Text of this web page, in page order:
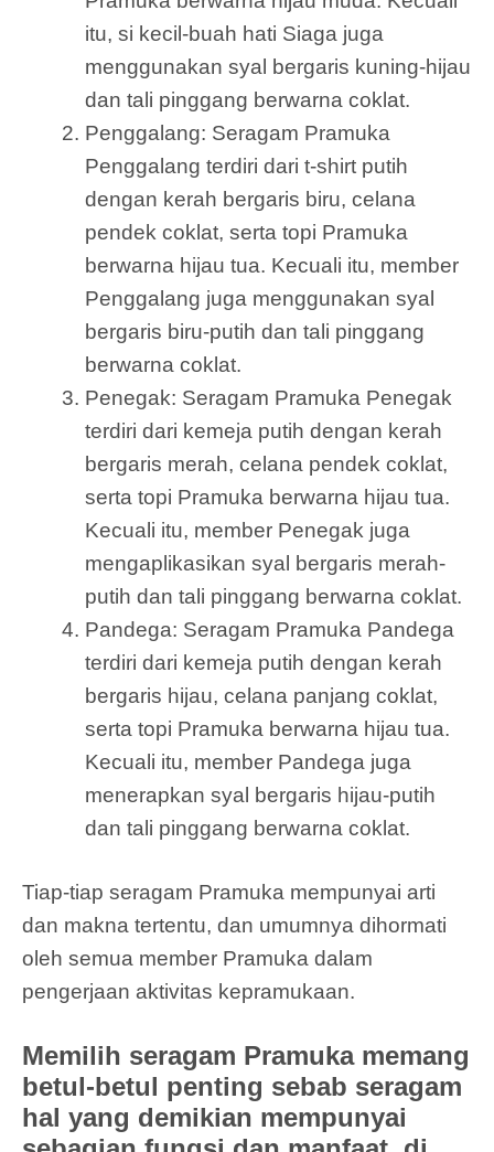
itu, si kecil-buah hati Siaga juga
menggunakan syal bergaris kuning-hijau
dan tali pinggang berwarna coklat.
Penggalang: Seragam Pramuka
Penggalang terdiri dari t-shirt putih
dengan kerah bergaris biru, celana
pendek coklat, serta topi Pramuka
berwarna hijau tua. Kecuali itu, member
Penggalang juga menggunakan syal
bergaris biru-putih dan tali pinggang
berwarna coklat.
Penegak: Seragam Pramuka Penegak
terdiri dari kemeja putih dengan kerah
bergaris merah, celana pendek coklat,
serta topi Pramuka berwarna hijau tua.
Kecuali itu, member Penegak juga
mengaplikasikan syal bergaris merah-
putih dan tali pinggang berwarna coklat.
Pandega: Seragam Pramuka Pandega
terdiri dari kemeja putih dengan kerah
bergaris hijau, celana panjang coklat,
serta topi Pramuka berwarna hijau tua.
Kecuali itu, member Pandega juga
menerapkan syal bergaris hijau-putih
dan tali pinggang berwarna coklat.
Tiap-tiap seragam Pramuka mempunyai arti
dan makna tertentu, dan umumnya dihormati
oleh semua member Pramuka dalam
pengerjaan aktivitas kepramukaan.
Memilih seragam Pramuka memang
betul-betul penting sebab seragam
hal yang demikian mempunyai